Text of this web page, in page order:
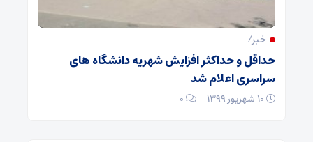
خبر/
حداقل و حداکثر افزایش شهریه دانشگاه های
سراسری اعلام شد
۰